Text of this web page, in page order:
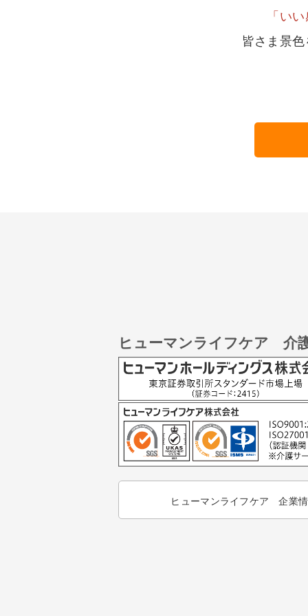
「い
皆さま景
ヒューマンライフケア 介
ヒューマンライフケア 企業